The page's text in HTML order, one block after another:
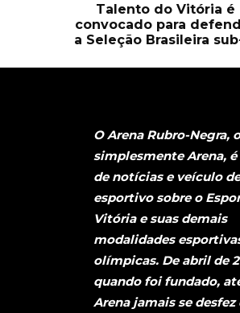
Talento do Vitória é
convocado para
a Seleção Brasileira
O Arena Rubro-Negra,
simplesmente Arena,
de notícias e veículo
esportivo sobre o
Vitória e suas demais
modalidades
olímpicas. De abril de
quando foi fundado,
Arena jamais se desfez